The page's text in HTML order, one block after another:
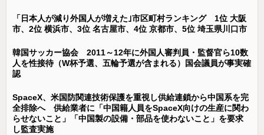
「日本人が減り外国人が増えた｣市区町村ランキング 1位 大阪
市、2位 横浜市、3位 名古屋市、4位 京都市、5位 埼玉県川口市
韓国サッカー協会 2011～12年に外国人審判員・監督官ら10数
人を性接待（W杯予選、五輪予選が含まれる）国会議員が事実確
認
SpaceX、米国防関連技術保護を重視し供給連鎖から中国系を完
全排除へ 供給業者に「中国籍人員をSpaceX向けの生産に関わ
らせないこと」「中国製の設備・部品を使わないこと」を要求
し監査実施